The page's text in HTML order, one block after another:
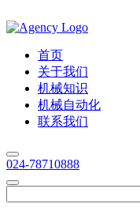
首页
关于我们
机械知识
机械自动化
联系我们
024-78710888